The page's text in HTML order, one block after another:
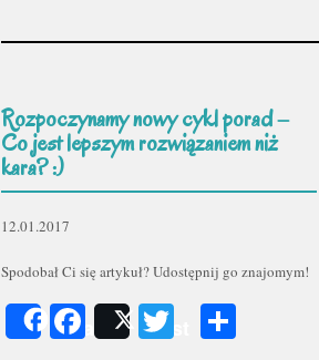
Rozpoczynamy nowy cykl porad –
Co jest lepszym rozwiązaniem niż
kara? :)
12.01.2017
Spodobał Ci się artykuł? Udostępnij go znajomym!
ShareFacebook
Post Twitter